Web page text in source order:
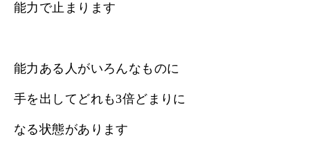
能力で止まります
能力ある人がいろんなものに
手を出してどれも3倍どまりに
なる状態があります